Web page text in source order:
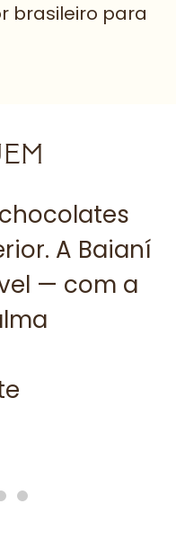
brasileiro para
A Baianí
— com a